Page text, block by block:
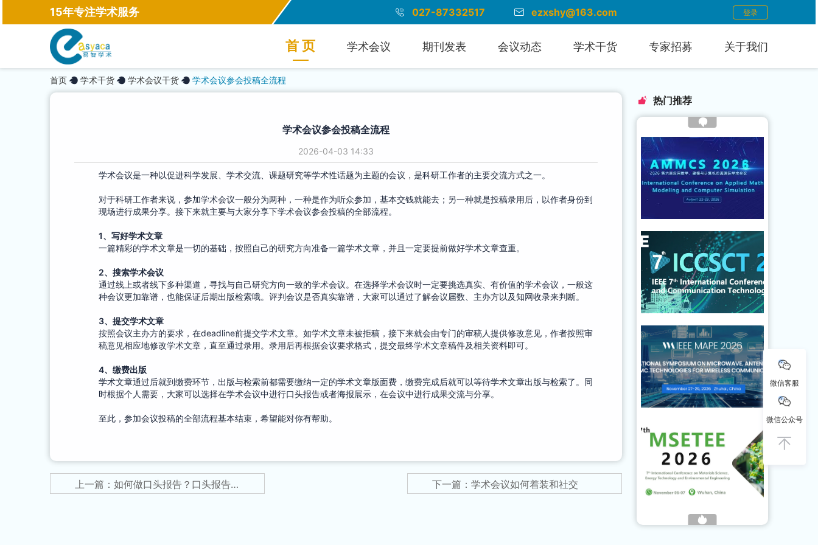
15年专注学术服务 027-87332517 ezxshy@163.com 登录
首 页 学术会议 期刊发表 会议动态 学术干货 专家招募 关于我们
首页 学术干货 学术会议干货 学术会议参会投稿全流程
学术会议参会投稿全流程
2026-04-03 14:33
学术会议是一种以促进科学发展、学术交流、课题研究等学术性话题为主题的会议，是科研工作者的主要交流方式之一。
对于科研工作者来说，参加学术会议一般分为两种，一种是作为听众参加，基本交钱就能去；另一种就是投稿录用后，以作者身份到
现场进行成果分享。接下来就主要与大家分享下学术会议参会投稿的全部流程。
1、 写好学术文章
一篇精彩的学术文章是一切的基础，按照自己的研究方向准备一篇学术文章，并且一定要提前做好学术文章查重。
2、 搜索学术会议
通过线上或者线下多种渠道，寻找与自己研究方向一致的学术会议。在选择学术会议时一定要挑选真实、有价值的学术会议，一般这
种会议更加靠谱，也能保证后期出版检索哦。评判会议是否真实靠谱，大家可以通过了解会议届数、主办方以及知网收录来判断。
3、 提交学术文章
按照会议主办方的要求，在deadline前提交学术文章。如学术文章未被拒稿，接下来就会由专门的审稿人提供修改意见，作者按照审
稿意见相应地修改学术文章，直至通过录用。录用后再根据会议要求格式，提交最终学术文章稿件及相关资料即可。
4、 缴费出版
学术文章通过后就到缴费环节，出版与检索前都需要缴纳一定的学术文章版面费，缴费完成后就可以等待学术文章出版与检索了。同
时根据个人需要，大家可以选择在学术会议中进行口头报告或者海报展示，在会议中进行成果交流与分享。
至此，参加会议投稿的全部流程基本结束，希望能对你有帮助。
上一篇：如何做口头报告？口头报告的流程与技巧 下一篇：学术会议如何着装和社交
热门推荐
微信客服
微信公众号